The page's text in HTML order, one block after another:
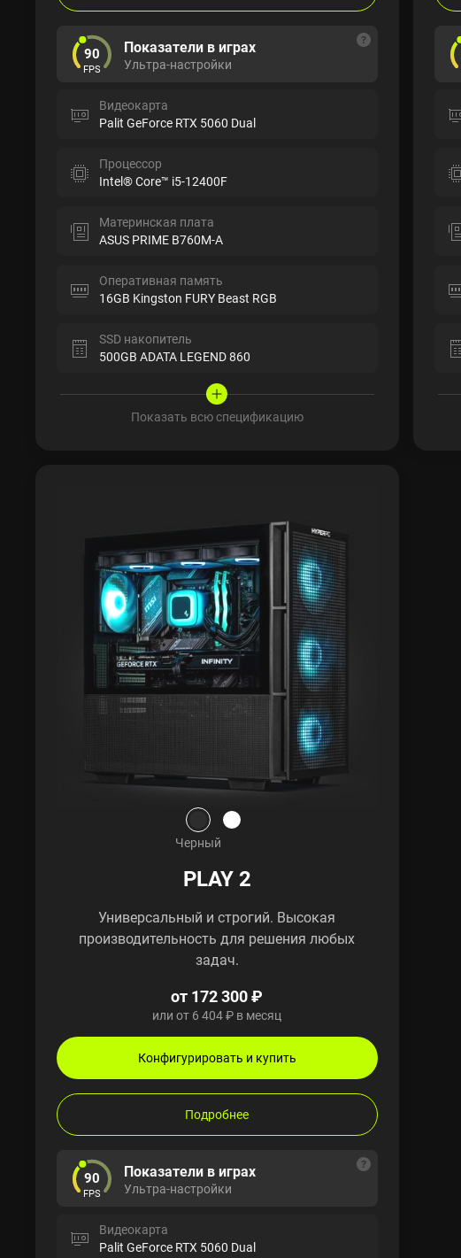
90
FPS
Показатели в играх
Ультра-настройки
Видеокарта
Palit GeForce RTX 5060 Dual
Процессор
Intel® Core™ i5-12400F
Материнская плата
ASUS PRIME B760M-A
Оперативная память
16GB Kingston FURY Beast RGB
SSD накопитель
500GB ADATA LEGEND 860
Показать всю спецификацию
Черный
PLAY 2
Универсальный и строгий. Высокая
производительность для решения любых
задач.
от 172 300 ₽
или от 6 404 ₽ в месяц
Конфигурировать и купить
Подробнее
90
FPS
Показатели в играх
Ультра-настройки
Видеокарта
Palit GeForce RTX 5060 Dual